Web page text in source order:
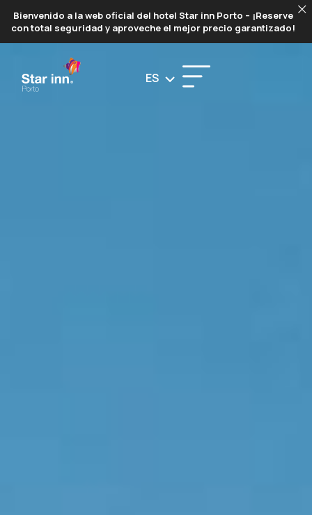
Bienvenido a la web oficial del hotel Star inn Porto – ¡Reserve
con total seguridad y aproveche el mejor precio garantizado!
ES
PORTO